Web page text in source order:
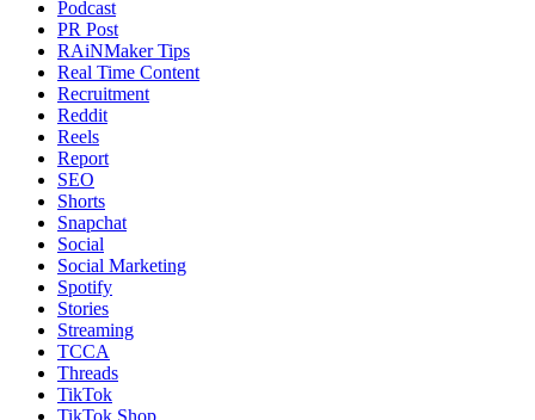
Podcast
PR Post
RAiNMaker Tips
Real Time Content
Recruitment
Reddit
Reels
Report
SEO
Shorts
Snapchat
Social
Social Marketing
Spotify
Stories
Streaming
TCCA
Threads
TikTok
TikTok Shop